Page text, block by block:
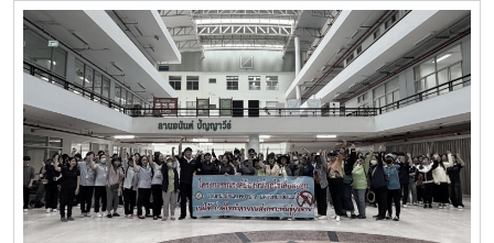
น. ณ ลานอนันต์ ปัญญาวีร์ อาคารอำนวย ยศสุขนักศึกษาที่เข้า
ร่วมบริจาคจะได้ชั่วโมงกิจกรรมด้านจิตอาสา ครั้งละ 8 ชั่วโมง-
วันที่ 7 สิงหาคม 2569 มีผู้ประสงค์บริจาคโลหิต จำนวน 95 คน
ผ่านเกณฑ์สามารถบริจาคโลหิตได้ จำนวน 63 คน ( 28,350 CC.)